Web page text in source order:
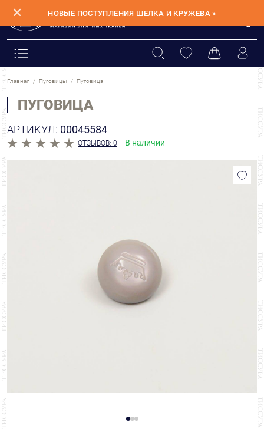
✕ НОВЫЕ ПОСТУПЛЕНИЯ ШЕЛКА И КРУЖЕВА »
Главная Пуговицы Пуговица
ПУГОВИЦА
АРТИКУЛ: 00045584
ОТЗЫВОВ: 0 В наличии